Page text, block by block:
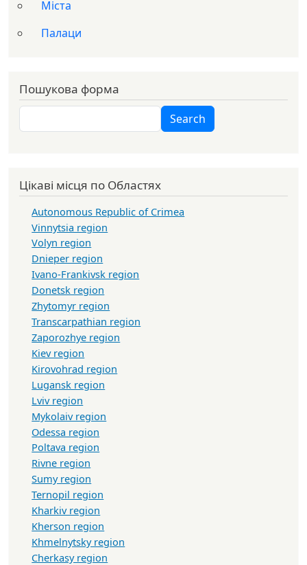
Міста
Палаци
Пошукова форма
Search Search
Цікаві місця по Областях
Autonomous Republic of Crimea
Vinnytsia region
Volyn region
Dnieper region
Ivano-Frankivsk region
Donetsk region
Zhytomyr region
Transcarpathian region
Zaporozhye region
Kiev region
Kirovohrad region
Lugansk region
Lviv region
Mykolaiv region
Odessa region
Poltava region
Rivne region
Sumy region
Ternopil region
Kharkiv region
Kherson region
Khmelnytsky region
Cherkasy region